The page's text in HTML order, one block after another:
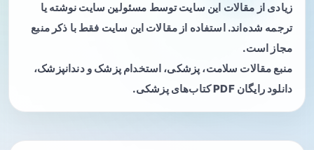
زیادی از مقالات این سایت توسط مسئولین سایت نوشته یا
ترجمه شده‌اند. استفاده از مقالات این سایت فقط با ذکر منبع
مجاز است.
منبع مقالات سلامت، پزشکی، استخدام پزشک و دندانپزشک،
دانلود رایگان PDF کتاب‌های پزشکی.